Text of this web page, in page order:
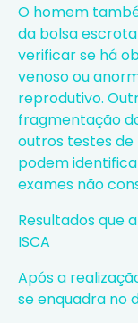
O homem
da bolsa
verificar se há
venoso ou
reprodutivo.
fragmentação
outros testes de
podem
exames não
Resultados que
ISCA
Após a
se enquadra no